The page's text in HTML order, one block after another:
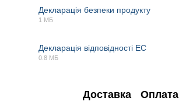
Декларація безпеки продукту
1 МБ
Декларація відповідності EC
0.8 МБ
Доставка Оплата